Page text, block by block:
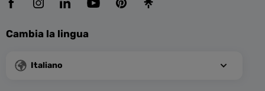
Cambia la lingua
Italiano